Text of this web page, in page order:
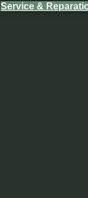
Service &